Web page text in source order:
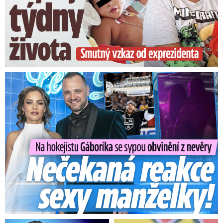
Valtířova na Ústecku dnes kolem
16:40. Více informací přinese až
terénní průzkum, ale zdá se, že slabší
škody minimálně na vegetaci
způsobilo. Tornádo se pohybovalo i
přes tok Labe, jak je vidět na videu od
Lukáše…pic.twitter.com/7VzIaD1dbz
— Český hydrometeorologický ústav
(ČHMÚ) (@CHMUCHMI)May 18,
2024
Sledujte vývoj počasí na radaru Blesku
V neděli se už mohou bouřky objevit kdekoli na
území Česka a především na Moravě asi budou
Na Gáboríka se sypou obvinění z nevěry: Reakce manželky!